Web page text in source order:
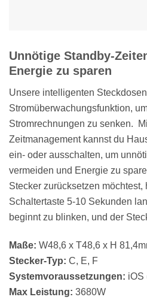
Unnötige Standby-
Energie zu sparen
Unsere intelligenten
Stromüberwachungsfunktion,
Stromrechnungen zu senken.
Zeitmanagement kannst du
ein- oder ausschalten, um
vermeiden und Energie zu
Stecker zurücksetzen
Schaltertaste 5-10 Sekunden
beginnt zu blinken, und der
Maße: W48,6 x T48,6 x H
Stecker-Typ: C, E, F
Systemvoraussetzungen: iOS
Max Leistung: 3680W